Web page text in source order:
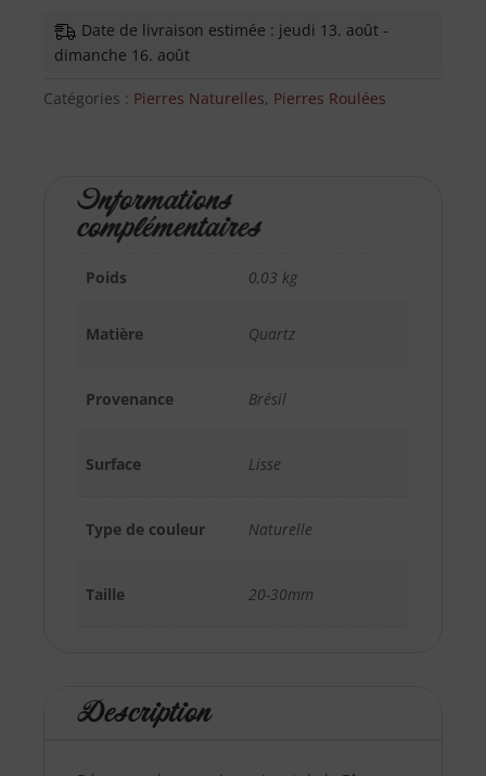
Date de livraison estimée : jeudi 13. août -
dimanche 16. août
Catégories : Pierres Naturelles, Pierres Roulées
Informations
complémentaires
Poids 0,03 kg
Matière Quartz
Provenance Brésil
Surface Lisse
Type de couleur Naturelle
Taille 20-30mm
Description